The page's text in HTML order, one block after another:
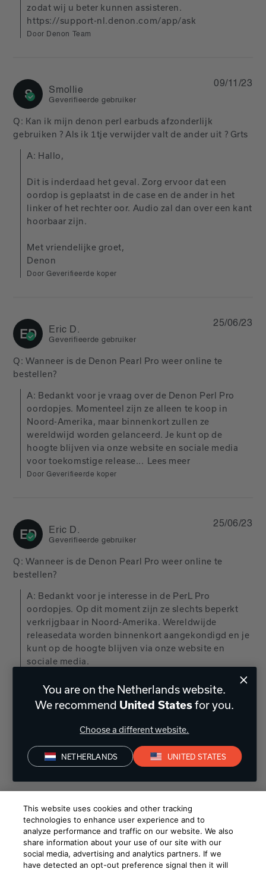
zodat wij u beter kunnen assisteren.
https://support-nl.denon.com/app/ask
Door Denon Team
S Smollie
Geverifieerde gebruiker
Q: Kan ik mijn denon perl earbuds afzonderlijk
gebruiken ? Als ik 1tje verwijder valt de ander uit ? Grts
A: Hallo,
Dit is inderdaad het geval. Zorg ervoor dat een
oordop is geplaatst in de case en de ander in het
linker of het rechter oor. Audio zal dan over een kant
hoorbaar zijn.
Met vriendelijke groet,
Denon
Door Geverifieerde koper
09/11/23
ED Eric D.
Geverifieerde gebruiker
Q: Wanneer is de Denon Pearl Pro weer online te
bestellen?
A: Bedankt voor je vraag over de Denon Perl Pro
oordopjes. Momenteel zijn ze alleen te koop in
Noord-Amerika, maar binnenkort zullen ze
wereldwijd worden gelanceerd. Je kunt op de
hoogte blijven via onze website en sociale media
voor toekomstige release... Lees meer
Door Geverifieerde koper
25/06/23
ED Eric D.
Geverifieerde gebruiker
Q: Wanneer is de Denon Pearl Pro weer online te
bestellen?
A: Bedankt voor je interesse in de PerL Pro
oordopjes. Op dit moment zijn ze slechts beperkt
verkrijgbaar in Noord-Amerika. Wereldwijde
releasedata worden binnenkort aangekondigd en je
kunt op de hoogte blijven via onze website en
sociale media.
25/06/23
Load more questions
Bestsellers
You are on the Netherlands website.
We recommend United Statesfor you.
Choose a different website.
NETHERLANDS UNITED STATES
This website uses cookies and other tracking
technologies to enhance user experience and to
analyze performance and traffic on our website. We also
share information about your use of our site with our
social media, advertising and analytics partners. If we
have detected an opt-out preference signal then it will